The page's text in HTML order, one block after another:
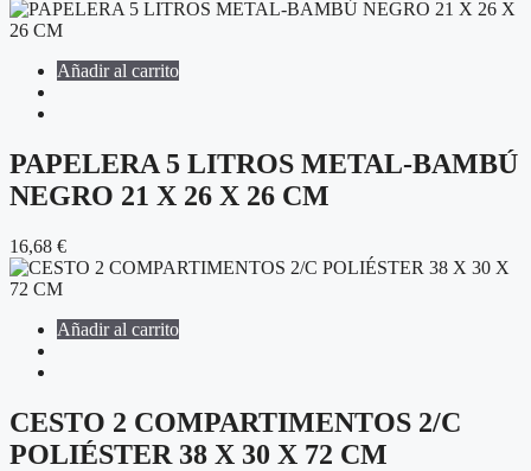
Añadir al carrito
PAPELERA 5 LITROS METAL-BAMBÚ
NEGRO 21 X 26 X 26 CM
16,68 €
Añadir al carrito
CESTO 2 COMPARTIMENTOS 2/C
POLIÉSTER 38 X 30 X 72 CM